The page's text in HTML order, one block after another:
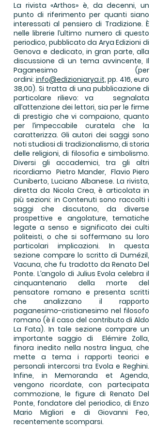
La rivista «Arthos» è, da decenni, un
punto di riferimento per quanti siano
interessati al pensiero di Tradizione. È
nelle librerie l’ultimo numero di questo
periodico, pubblicato da Arya Edizioni di
Genova e dedicato, in gran parte, alla
discussione di un tema avvincente, Il
Paganesimo (per
ordini: info@edizioniarya.it, pp. 416, euro
38,00). Si tratta di una pubblicazione di
particolare rilievo: va segnalata
all’attenzione dei lettori, sia per le firme
di prestigio che vi compaiono, quanto
per l’impeccabile curatela che la
caratterizza. Gli autori dei saggi sono
noti studiosi di tradizionalismo, di storia
delle religioni, di filosofia e simbolismo.
Diversi gli accademici, tra gli altri
ricordiamo Pietro Mander, Flavio Piero
Cuniberto, Luciano Albanese. La rivista,
diretta da Nicola Crea, è articolata in
più sezioni: in Contenuti sono raccolti i
saggi che discutono, da diverse
prospettive e angolature, tematiche
legate a senso e significato dei culti
politeisti, o che si soffermano su loro
particolari implicazioni. In questa
sezione compare lo scritto di Dumézil,
Vacuna, che fu tradotto da Renato Del
Ponte. L’angolo di Julius Evola celebra il
cinquantenario della morte del
pensatore romano e presenta scritti
che analizzano il rapporto
paganesimo-cristianesimo nel filosofo
romano (è il caso del contributo di Aldo
La Fata). In tale sezione compare un
importante saggio di Elémire Zolla,
finora inedito nella nostra lingua, che
mette a tema i rapporti teorici e
personali intercorsi tra Evola e Reghini.
Infine, in Memoranda et Agenda,
vengono ricordate, con partecipata
commozione, le figure di Renato Del
Ponte, fondatore del periodico, di Enzo
Mario Migliori e di Giovanni Feo,
recentemente scomparsi.